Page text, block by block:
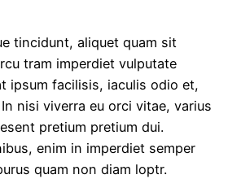
tincidunt, aliquet quam sit
tram imperdiet vulputate
ipsum facilisis, iaculis odio et,
nisi viverra eu orci vitae, varius
pretium pretium dui.
enim in imperdiet semper
quam non diam loptr.